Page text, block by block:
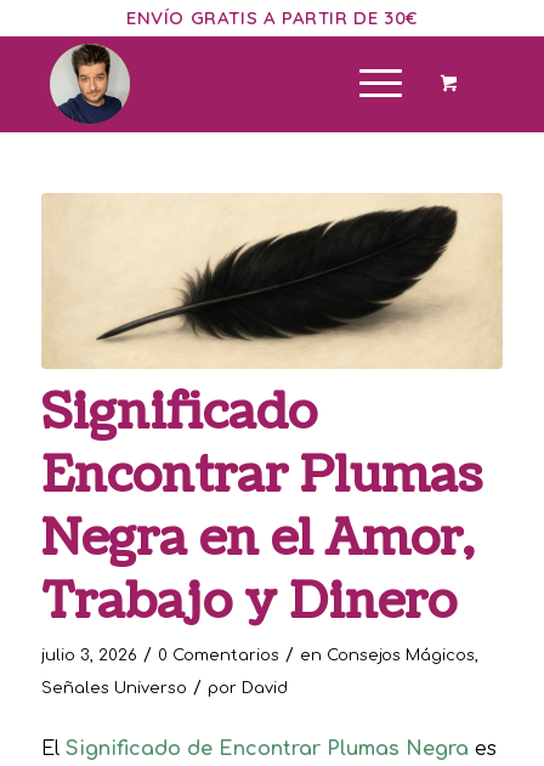
ENVÍO GRATIS A PARTIR DE 30€
Significado
Encontrar Plumas
Negra en el Amor,
Trabajo y Dinero
julio 3, 2026 / 0 Comentarios / en Consejos Mágicos
Señales Universo / por David
El Significado de Encontrar Plumas Negra es